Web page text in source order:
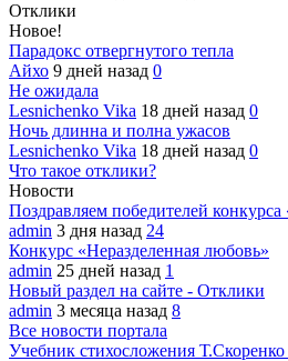
Отклики
Новое!
Парадокс отвергнутого тепла
Айхо 9 дней назад 0
Не ожидала
Lesnichenko Vika 18 дней назад 0
Ночь длинна и полна ужасов
Lesnichenko Vika 18 дней назад 0
Что такое отклики?
Новости
Поздравляем победителей
admin 3 дня назад 24
Конкурс «Неразделенная любовь»
admin 25 дней назад 1
Новый раздел на сайте - Отклики
admin 3 месяца назад 8
Все новости портала
Учебник стихосложения Т.Скоренко